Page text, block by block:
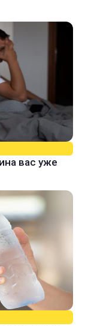
вас уже